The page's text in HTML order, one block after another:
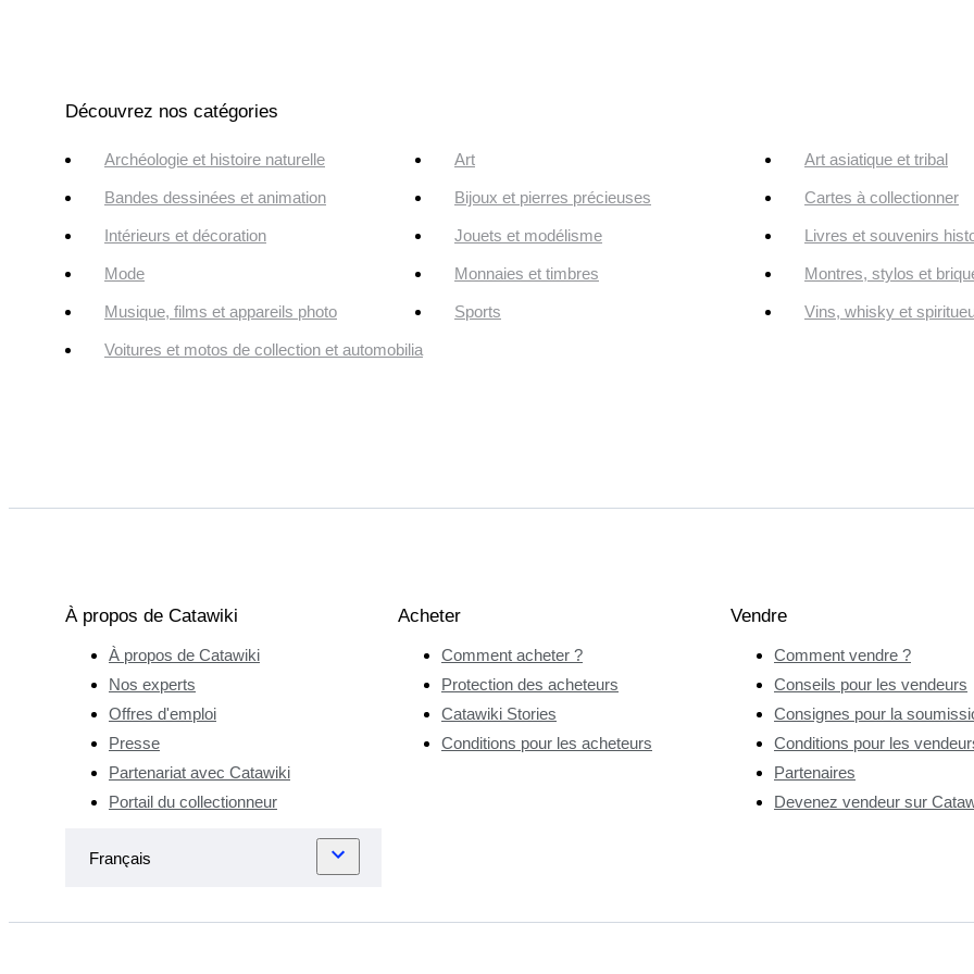
Découvrez nos catégories
Archéologie et histoire naturelle Art Art asiatique et tribal
Bandes dessinées et animation Bijoux et pierres précieuses Cartes à collectionner
Intérieurs et décoration Jouets et modélisme Livres et souvenirs
Mode Monnaies et timbres Montres, stylos et
Musique, films et appareils photo Sports Vins, whisky et
Voitures et motos de collection et automobilia
À propos de Catawiki
À propos de Catawiki
Nos experts
Offres d'emploi
Presse
Partenariat avec Catawiki
Portail du collectionneur
Acheter
Comment acheter ?
Protection des acheteurs
Catawiki Stories
Conditions pour les acheteurs
Vendre
Comment vendre ?
Conseils pour les vendeurs
Consignes pour la
Conditions pour les
Partenaires
Devenez vendeur sur